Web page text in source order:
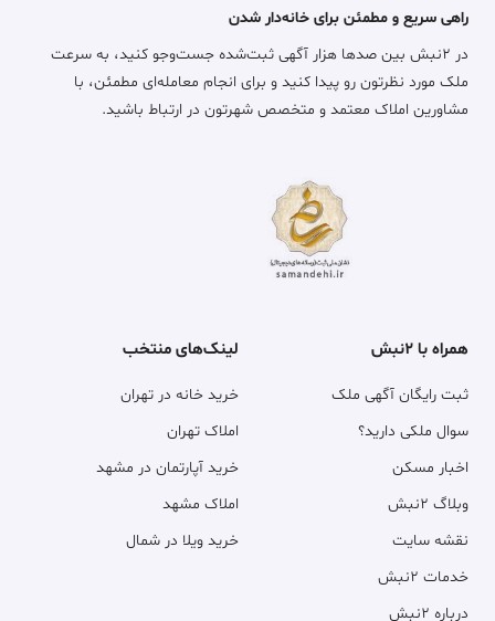
راهی سریع و مطمئن برای خانه‌دار شدن
در ۲نبش بین صدها هزار آگهی ثبت‌شده جست‌وجو کنید، به سرعت
ملک مورد نظرتون رو پیدا کنید و برای انجام معامله‌ای مطمئن، با
مشاورین املاک معتمد و متخصص شهرتون در ارتباط باشید.
همراه با ۲نبش
ثبت رایگان آگهی ملک
سوال ملکی دارید؟
اخبار مسکن
وبلاگ ۲نبش
نقشه سایت
خدمات ۲نبش
درباره ۲نبش
لینک‌های منتخب
خرید خانه در تهران
املاک تهران
خرید آپارتمان در مشهد
املاک مشهد
خرید ویلا در شمال